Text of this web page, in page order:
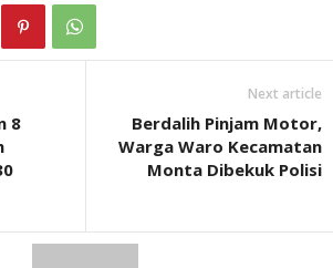
8
Next article
Berdalih Pinjam Motor,
Warga Waro Kecamatan
Monta Dibekuk Polisi